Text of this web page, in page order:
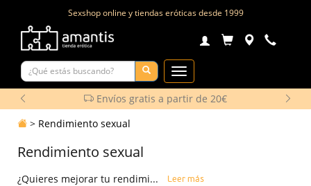
Sexshop online y tiendas eróticas desde 1999
Toggle
Navigation
Envíos gratis a partir de 20€
> Rendimiento sexual
Rendimiento sexual
¿Quieres mejorar tu rendimi... Leer más